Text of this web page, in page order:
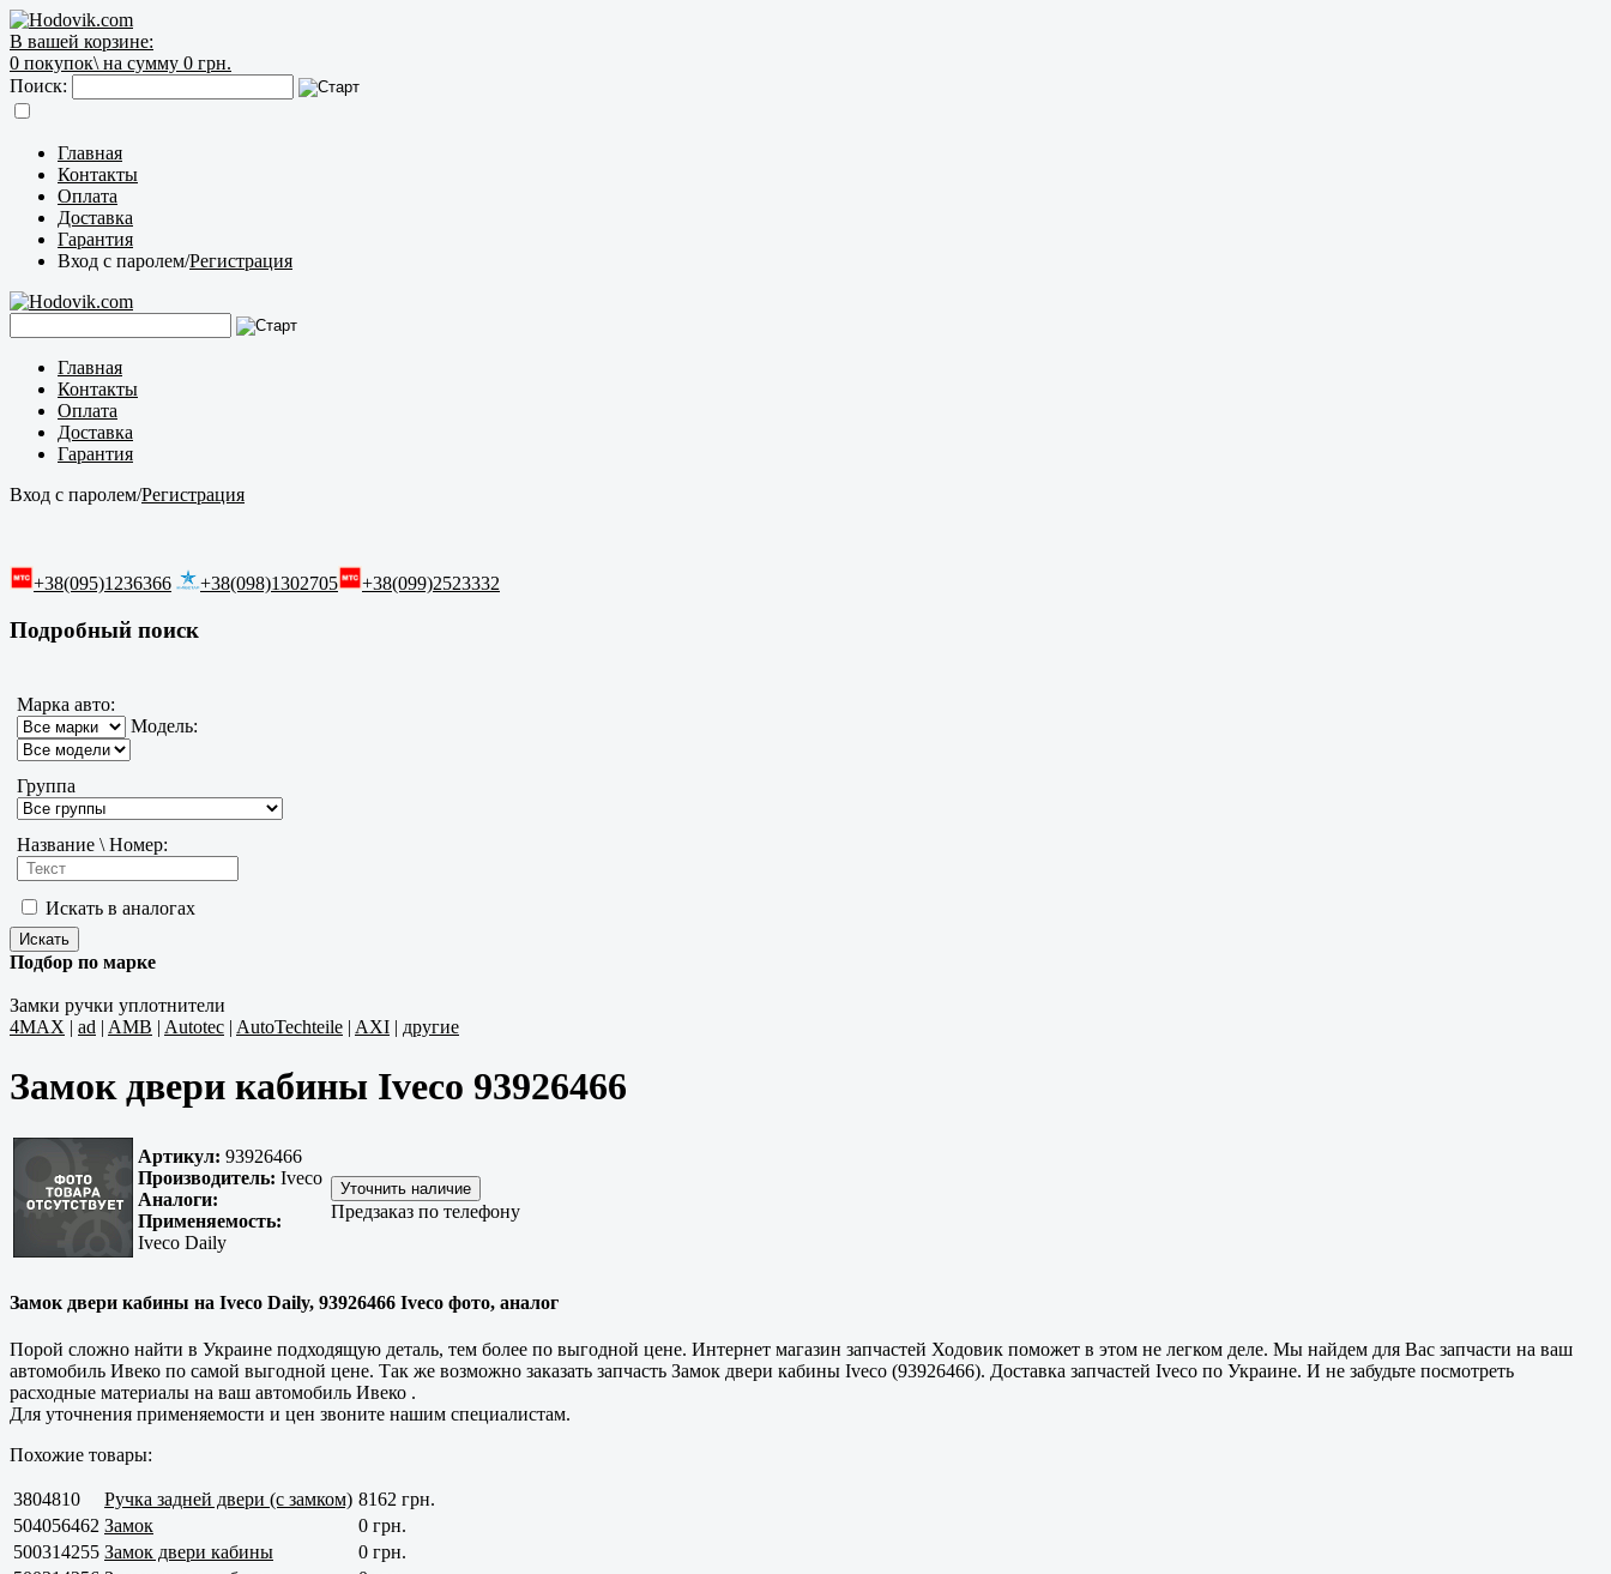
В вашей корзине:
0 покупок\ на сумму 0 грн.
Поиск:
Главная
Контакты
Оплата
Доставка
Гарантия
Вход с паролем/Регистрация
Главная
Контакты
Оплата
Доставка
Гарантия
Вход с паролем/Регистрация
+38(095)1236366 +38(098)1302705 +38(099)2523332
Подробный поиск
Марка авто:
Модель:
Группа
Название \ Номер:
Искать в аналогах
Подбор по марке
Замки ручки уплотнители
4MAX | ad | AMB | Autotec | AutoTechteile | AXI | другие
Замок двери кабины Iveco 93926466
Артикул: 93926466
Производитель: Iveco
Аналоги:
Применяемость:
Iveco Daily
Предзаказ по телефону
Замок двери кабины на Iveco Daily, 93926466 Iveco фото, аналог
Порой сложно найти в Украине подходящую деталь, тем более по выгодной цене. Интернет магазин запчастей Ходовик поможет в этом не легком деле. Мы найдем для Вас запчасти на ваш
автомобиль Ивеко по самой выгодной цене. Так же возможно заказать запчасть Замок двери кабины Iveco (93926466). Доставка запчастей Iveco по Украине. И не забудьте посмотреть
расходные материалы на ваш автомобиль Ивеко .
Для уточнения применяемости и цен звоните нашим специалистам.
Похожие товары:
3804810 Ручка задней двери (с замком) 8162 грн.
504056462 Замок
0 грн.
500314255 Замок двери кабины
0 грн.